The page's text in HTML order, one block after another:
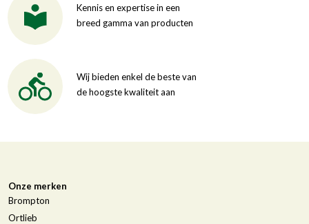
Kennis en expertise in een
breed gamma van producten
Wij bieden enkel de beste van
de hoogste kwaliteit aan
Onze merken
Brompton
Ortlieb